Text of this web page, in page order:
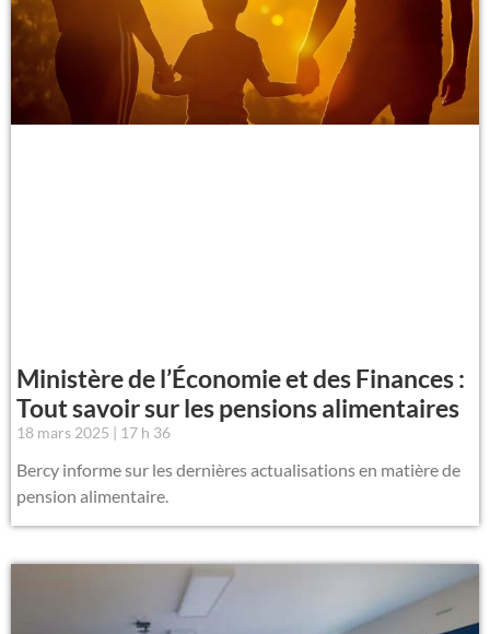
Ministère de l’Économie et des Finances :
Tout savoir sur les pensions alimentaires
18 mars 2025 17 h 36
Bercy informe sur les dernières actualisations en matière de
pension alimentaire.